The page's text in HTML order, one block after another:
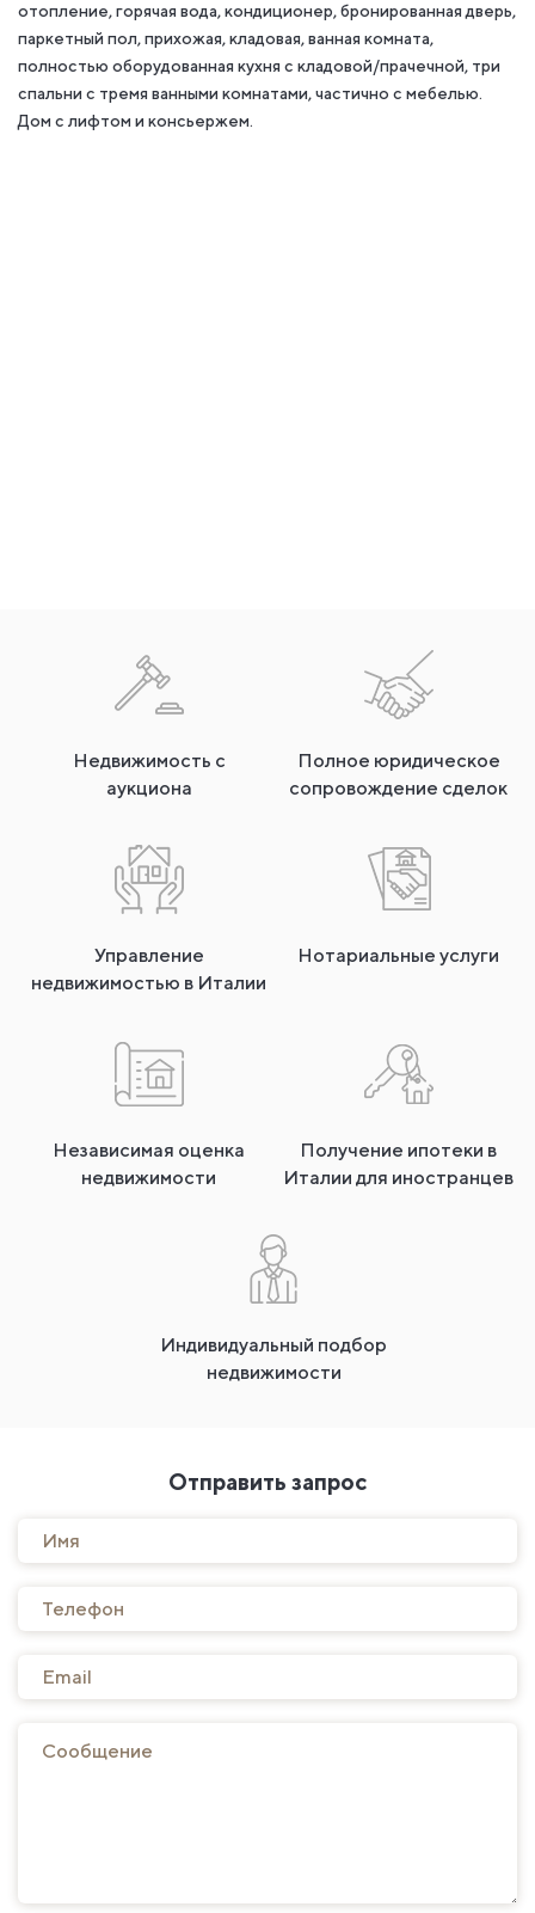
отопление, горячая вода, кондиционер, бронированная дверь,
паркетный пол, прихожая, кладовая, ванная комната,
полностью оборудованная кухня с кладовой/прачечной, три
спальни с тремя ванными комнатами, частично с мебелью.
Дом с лифтом и консьержем.
Недвижимость с
аукциона
Полное юридическое
сопровождение сделок
Управление
недвижимостью в Италии
Нотариальные услуги
Независимая оценка
недвижимости
Получение ипотеки в
Италии для иностранцев
Индивидуальный подбор
недвижимости
Отправить запрос